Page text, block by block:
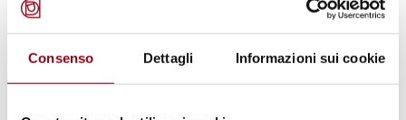
Consenso Dettagli Informazioni sui cookie
minacce, bugie e sfiducia. Ha confermato
queste gravi violazioni e di voler aiutare le